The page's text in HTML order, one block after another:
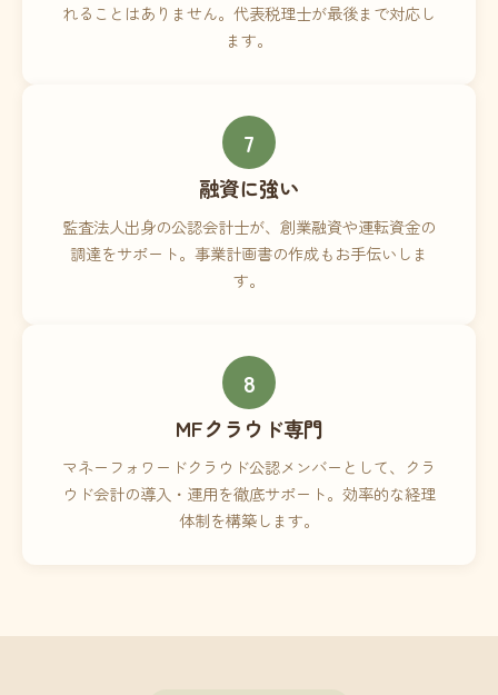
れることはありません。代表税理士が最後まで対応し
ます。
7
融資に強い
監査法人出身の公認会計士が、創業融資や運転資金の
調達をサポート。事業計画書の作成もお手伝いしま
す。
8
MFクラウド専門
マネーフォワードクラウド公認メンバーとして、クラ
ウド会計の導入・運用を徹底サポート。効率的な経理
体制を構築します。